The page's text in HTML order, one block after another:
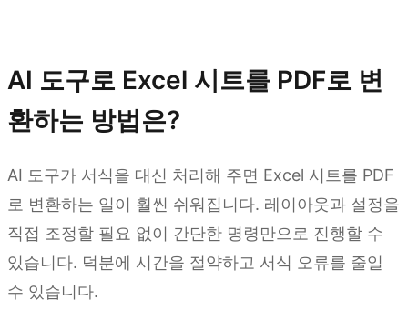
AI 도구로 Excel 시트를 PDF로 변
환하는 방법은?
AI 도구가 서식을 대신 처리해 주면 Excel 시트를 PDF
로 변환하는 일이 훨씬 쉬워집니다. 레이아웃과 설정을
직접 조정할 필요 없이 간단한 명령만으로 진행할 수
있습니다. 덕분에 시간을 절약하고 서식 오류를 줄일
수 있습니다.